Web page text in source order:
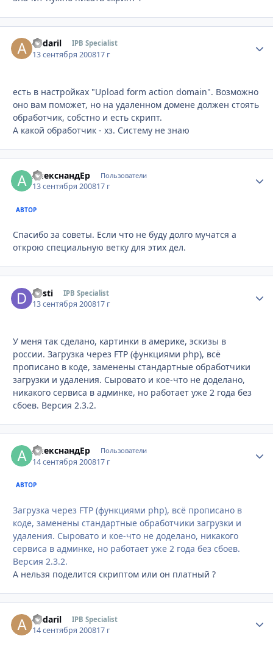
andaril IPB Specialist
13 сентября 200817 г
есть в настройках "Upload form action domain". Возможно
оно вам поможет, но на удаленном домене должен стоять
обработчик, собстно и есть скрипт.
А какой обработчик - хз. Систему не знаю
АлекснандЕр Пользователи
13 сентября 200817 г
АВТОР
Спасибо за советы. Если что не буду долго мучатся а
открою специальную ветку для этих дел.
desti IPB Specialist
13 сентября 200817 г
У меня так сделано, картинки в америке, эскизы в
россии. Загрузка через FTP (функциями php), всё
прописано в коде, заменены стандартные обработчики
загрузки и удаления. Сыровато и кое-что не доделано,
никакого сервиса в админке, но работает уже 2 года без
сбоев. Версия 2.3.2.
АлекснандЕр Пользователи
14 сентября 200817 г
АВТОР
Загрузка через FTP (функциями php), всё прописано в
коде, заменены стандартные обработчики загрузки и
удаления. Сыровато и кое-что не доделано, никакого
сервиса в админке, но работает уже 2 года без сбоев.
Версия 2.3.2.
А нельзя поделится скриптом или он платный ?
andaril IPB Specialist
14 сентября 200817 г